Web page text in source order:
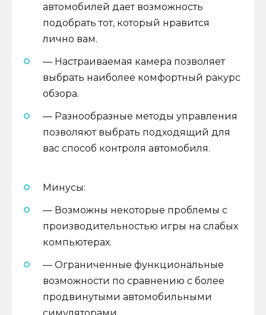
автомобилей дает возможность
подобрать тот, который нравится
лично вам.
— Настраиваемая камера позволяет
выбрать наиболее комфортный ракурс
обзора.
— Разнообразные методы управления
позволяют выбрать подходящий для
вас способ контроля автомобиля.
Минусы:
— Возможны некоторые проблемы с
производительностью игры на слабых
компьютерах.
— Ограниченные функциональные
возможности по сравнению с более
продвинутыми автомобильными